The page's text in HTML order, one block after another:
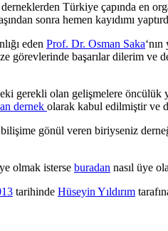
Türkiye çapında en
sonra hemen kayıdımı
eden Prof. Dr. Osman Saka
görevlerinde başarılar dilerim
olan gelişmelere öncülük
dernek olarak kabul edilmiştir ve
gönül veren biriyseniz
olmak isterse buradan nasıl üye
tarihinde Hüseyin Yıldırım